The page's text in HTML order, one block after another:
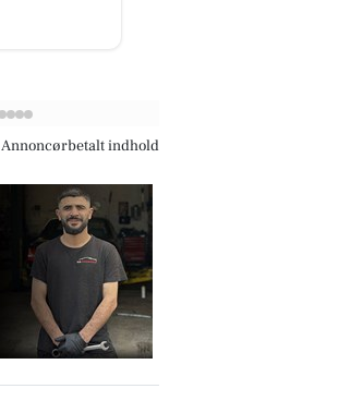
Annoncørbetalt indhold